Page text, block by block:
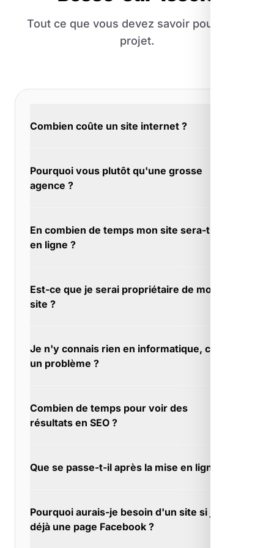
Tout ce que vous devez savoir pour votre
projet.
Combien coûte un site internet ?
e-commerce, fonctionnalités spécifiques... À
Besse-sur-Issole, nous proposons des
avoir une estimation claire.
Pourquoi vous plutôt qu'une grosse
agence ?
facturation. À Besse-sur-Issole, nous
travaillons avec des budgets adaptés aux TPE
En combien de temps mon site sera-t-il
en ligne ?
parallèle. À Besse-sur-Issole, cela garantit
des délais maîtrisés et une vraie disponibilité.
Est-ce que je serai propriétaire de mon
site ?
votre site. À Besse-sur-Issole, il vous
appartient comme votre local commercial.
Je n'y connais rien en informatique, c'est
un problème ?
l'informatique avec nous. À Besse-sur-Issole,
on prend le temps qu'il faut.
Combien de temps pour voir des
résultats en SEO ?
Besse-sur-Issole, chaque mois de travail
Que se passe-t-il après la mise en ligne ?
Besse-sur-Issole, vous n'êtes jamais bloqué
longtemps.
Pourquoi aurais-je besoin d'un site si j'ai
déjà une page Facebook ?